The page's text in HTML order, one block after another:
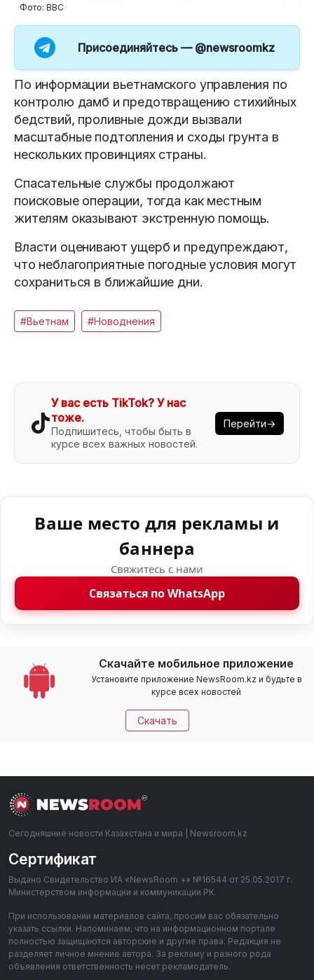
Фото: ВВС
Присоединяйтесь — @newsroomkz
По информации вьетнамского управления по
контролю дамб и предотвращению стихийных
бедствий, проливные дожди вызвали
масштабные подтопления и сходы грунта в
нескольких провинциях страны.
Спасательные службы продолжают
поисковые операции, тогда как местным
жителям оказывают экстренную помощь.
Власти оценивают ущерб и предупреждают,
что неблагоприятные погодные условия могут
сохраниться в ближайшие дни.
#Вьетнам #Новоднения
У вас есть TikTok? У нас
тоже.
Подпишитесь, чтобы быть в
курсе всех важных новостей.
Перейти→
Ваше место для рекламы и
баннера
Свяжитесь с нами
Связаться по WhatsApp
Скачайте мобильное приложение
Установите приложение NewsRoom.kz и будьте в
курсе всех новостей
Скачать
Сегодняшние новости Казахстана и мира | Newsroom.kz
Сертификат
Выдано Свидетельство ИА «NewsRoom +» №16544 от 25.05.2017 г.
Министерством информации и коммуникации РК.
При использовании материалов сайта, просим вас обязательно
указать ссылки. Напоминаем, что на информационном портале
полностью защищаются авторские и другие права. Редакция не
разделяет личное мнение автора. За рекламу и разного рода
объявления ответственность несет рекламодатель.